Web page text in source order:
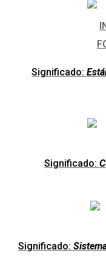
Significado:
Significado:
Significado: